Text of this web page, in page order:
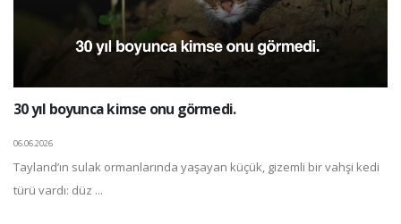
30 yıl boyunca kimse onu görmedi.
06.06.2026
Tayland’ın sulak ormanlarında yaşayan küçük, gizemli bir vahşi kedi
türü vardı: düz ...